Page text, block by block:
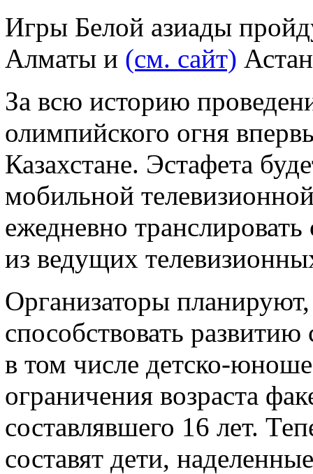
Игры Белой азиады
Алматы и (см. сайт)
За всю историю
олимпийского огня
Казахстане. Эстафета
мобильной
ежедневно
из ведущих
Организаторы планируют,
способствовать
в том числе детско-
ограничения возраста
составлявшего 16 лет.
составят дети,